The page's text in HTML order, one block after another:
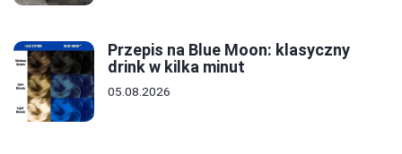
Przepis na Blue Moon: klasyczny
drink w kilka minut
05.08.2026